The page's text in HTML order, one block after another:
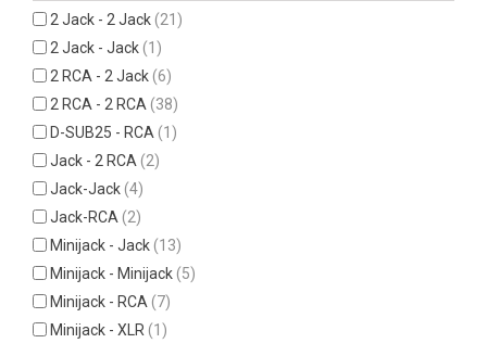
2 Jack - 2 Jack(21)
2 Jack - Jack(1)
2 RCA - 2 Jack(6)
2 RCA - 2 RCA(38)
D-SUB25 - RCA(1)
Jack - 2 RCA(2)
Jack-Jack(4)
Jack-RCA(2)
Minijack - Jack(13)
Minijack - Minijack(5)
Minijack - RCA(7)
Minijack - XLR(1)